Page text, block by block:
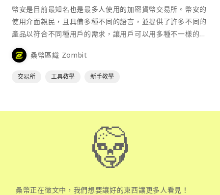
幣安是目前最知名也是最多人使用的加密貨幣交易所。幣安的
使用介面親民，且具備多種不同的語言，並提供了許多不同的
產品以符合不同種用戶的需求，讓用戶可以用多種不一樣的方
式來參與加密貨幣市場。
桑幣區識 Zombit
交易所 工具教學 新手教學
桑幣正在徵文中，我們想要讓好的東西讓更多人看見！